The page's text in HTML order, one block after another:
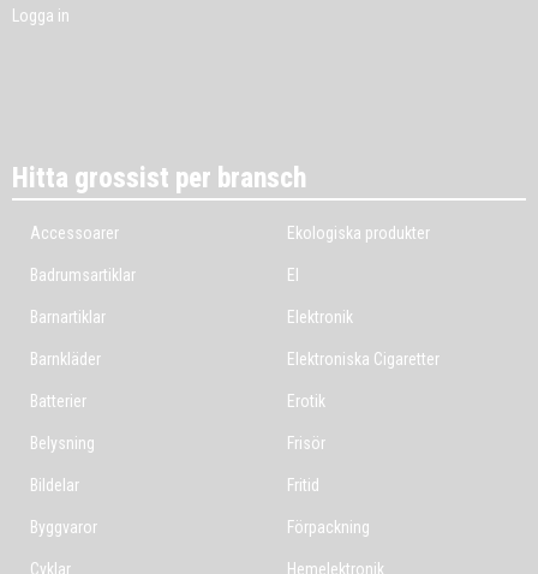
Logga in
Hitta grossist per bransch
Accessoarer
Badrumsartiklar
Barnartiklar
Barnkläder
Batterier
Belysning
Bildelar
Byggvaror
Cyklar
Ekologiska produkter
El
Elektronik
Elektroniska Cigaretter
Erotik
Frisör
Fritid
Förpackning
Hemelektronik